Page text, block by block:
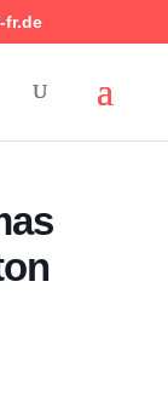
fr.de